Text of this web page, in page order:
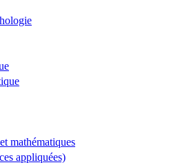
mathématiques
appliquées)